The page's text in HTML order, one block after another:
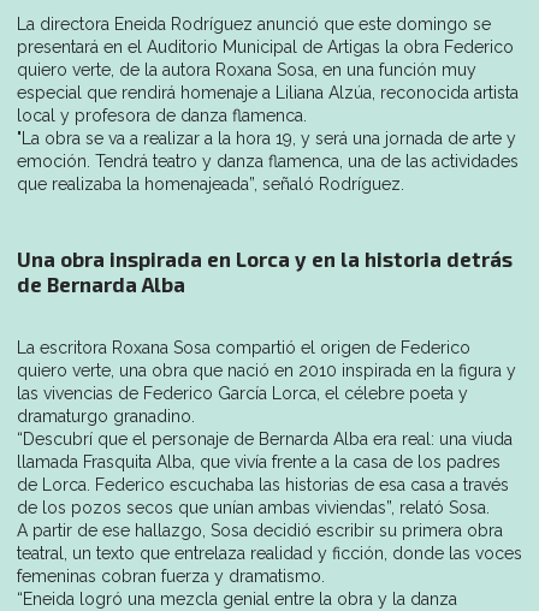
La directora Eneida Rodríguez anunció que este domingo se
presentará en el Auditorio Municipal de Artigas la obra Federico
quiero verte, de la autora Roxana Sosa, en una función muy
especial que rendirá homenaje a Liliana Alzúa, reconocida artista
local y profesora de danza flamenca.
"La obra se va a realizar a la hora 19, y será una jornada de arte y
emoción. Tendrá teatro y danza flamenca, una de las actividades
que realizaba la homenajeada”, señaló Rodríguez.
Una obra inspirada en Lorca y en la historia detrás
de Bernarda Alba
La escritora Roxana Sosa compartió el origen de Federico
quiero verte, una obra que nació en 2010 inspirada en la figura y
las vivencias de Federico García Lorca, el célebre poeta y
dramaturgo granadino.
“Descubrí que el personaje de Bernarda Alba era real: una viuda
llamada Frasquita Alba, que vivía frente a la casa de los padres
de Lorca. Federico escuchaba las historias de esa casa a través
de los pozos secos que unían ambas viviendas”, relató Sosa.
A partir de ese hallazgo, Sosa decidió escribir su primera obra
teatral, un texto que entrelaza realidad y ficción, donde las voces
femeninas cobran fuerza y dramatismo.
“Eneida logró una mezcla genial entre la obra y la danza